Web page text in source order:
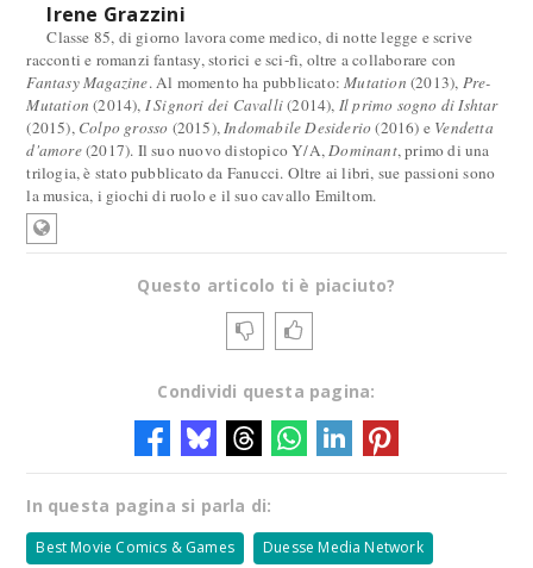
Irene Grazzini
Classe 85, di giorno lavora come medico, di notte legge e scrive
racconti e romanzi fantasy, storici e sci-fi, oltre a collaborare con
Fantasy Magazine. Al momento ha pubblicato:Mutation (2013), Pre-
Mutation (2014), I Signori dei Cavalli(2014), Il primo sogno di Ishtar
(2015), Colpo grosso (2015),Indomabile Desiderio (2016) e Vendetta
d'amore(2017). Il suo nuovo distopico Y/A,Dominant, primo di una
trilogia, è stato pubblicato da Fanucci. Oltre ai libri, sue passioni sono
la musica, i giochi di ruolo e il suo cavallo Emiltom.
Questo articolo ti è piaciuto?
Condividi questa pagina:
In questa pagina si parla di:
Best Movie Comics & Games Duesse Media Network